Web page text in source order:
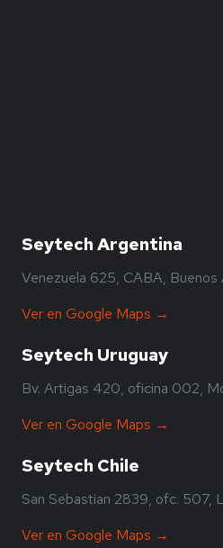
Seytech Argentina
Venezuela 625, CABA, Buenos
Ver en Google Maps →
Seytech Uruguay
Bv. Artigas 420, oficina 002,
Ver en Google Maps →
Seytech Chile
San Sebastian 2839, ofc. 507,
Ver en Google Maps →